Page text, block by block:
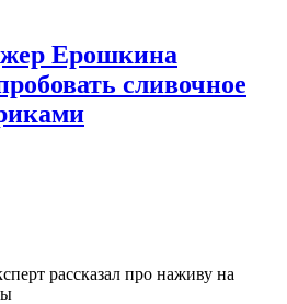
Ерошкина
сливочное
рассказал про наживу на